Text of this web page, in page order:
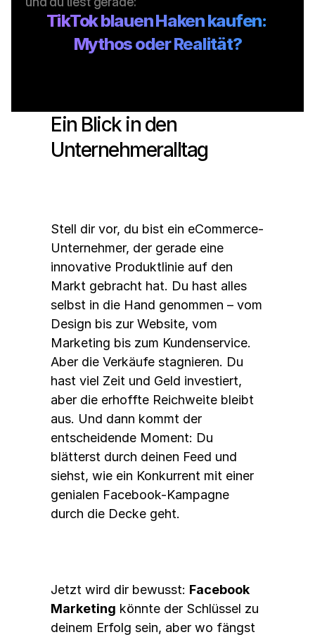
TikTok blauen Haken kaufen:
Mythos oder Realität?
Ein Blick in den
Unternehmeralltag
Stell dir vor, du bist ein eCommerce-
Unternehmer, der gerade eine
innovative Produktlinie auf den
Markt gebracht hat. Du hast alles
selbst in die Hand genommen – vom
Design bis zur Website, vom
Marketing bis zum Kundenservice.
Aber die Verkäufe stagnieren. Du
hast viel Zeit und Geld investiert,
aber die erhoffte Reichweite bleibt
aus. Und dann kommt der
entscheidende Moment: Du
blätterst durch deinen Feed und
siehst, wie ein Konkurrent mit einer
genialen Facebook-Kampagne
durch die Decke geht.
Jetzt wird dir bewusst: Facebook
Marketing könnte der Schlüssel zu
deinem Erfolg sein, aber wo fängst